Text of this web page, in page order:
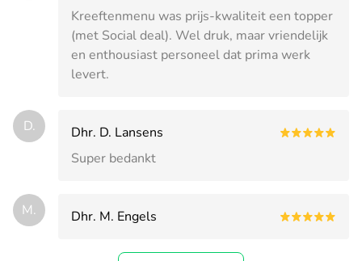
Kreeftenmenu was prijs-kwaliteit een topper
(met Social deal). Wel druk, maar vriendelijk
en enthousiast personeel dat prima werk
levert.
D.
Dhr. D. Lansens
Super bedankt
M. Dhr. M. Engels